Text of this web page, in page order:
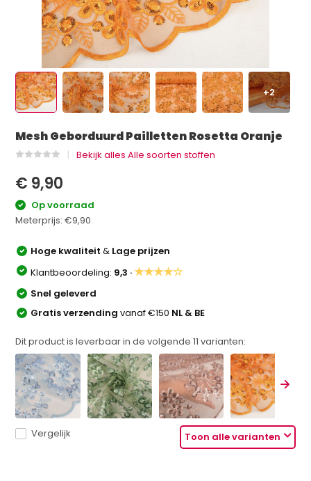
+2
Mesh Geborduurd Pailletten Rosetta Oranje
Bekijk alles Alle soorten stoffen
€ 9,90
Op voorraad
Meterprijs:€9,90
Hoge kwaliteit& Lage prijzen
Klantbeoordeling: 9,3 ·★★★★☆
Snel geleverd
Gratis verzendingvanaf €150 NL & BE
Dit product is leverbaar in de volgende11 varianten:
Toon alle varianten
Vergelijk